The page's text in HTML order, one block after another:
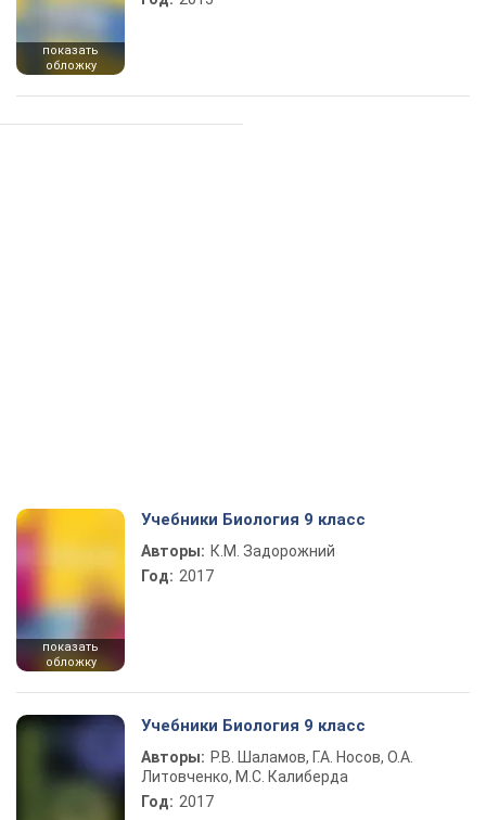
показать
обложку
показать
обложку
Учебники Биология 9 класс
Авторы: К.М. Задорожний
Год: 2017
Учебники Биология 9 класс
Авторы: Р.В. Шаламов, Г.А. Носов, О.А.
Литовченко, М.С. Калиберда
Год: 2017